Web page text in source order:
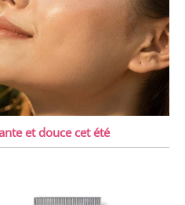
et douce cet été